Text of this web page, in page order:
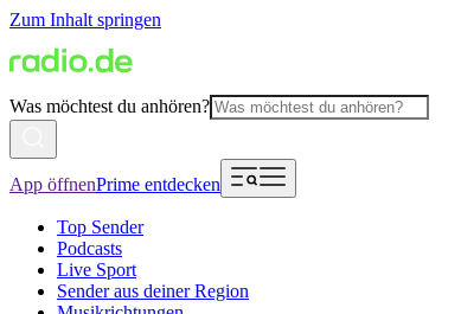
Zum Inhalt springen
Was möchtest du anhören?
App öffnenPrime entdecken
Top Sender
Podcasts
Live Sport
Sender aus deiner Region